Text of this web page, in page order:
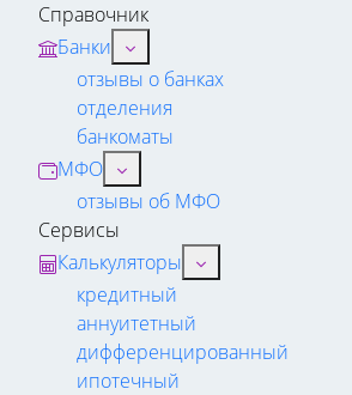
Справочник
Банки
отзывы о банках
отделения
банкоматы
МФО
отзывы об МФО
Сервисы
Калькуляторы
кредитный
аннуитетный
дифференцированный
ипотечный